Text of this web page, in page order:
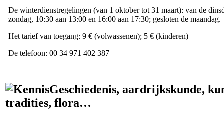
De winterdienstregelingen (van 1 oktober tot 31 maart): van de
zondag, 10:30 aan 13:00 en 16:00 aan 17:30; gesloten de maandag.
Het tarief van toegang: 9 € (volwassenen); 5 € (kinderen)
De telefoon: 00 34 971 402 387
Geschiedenis, aardrijkskunde,
tradities, flora…